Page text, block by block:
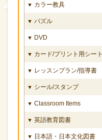
▼ カラー教具
▼ パズル
▼ DVD
▼ カード/プリント用シート
▼ レッスンプラン/指導書
▼ シール/スタンプ
▼ Classroom Items
▼ 英語教育図書
▼ 日本語・日本文化図書